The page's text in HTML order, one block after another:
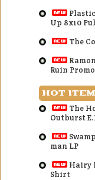
Up 8x10
The
Ruin
HOT
The
Outburst
man LP
Hairy
Shirt